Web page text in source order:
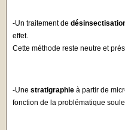
-Un traitement de
effet.
Cette méthode reste neutre et
-Une stratigraphie à partir de
fonction de la problématique